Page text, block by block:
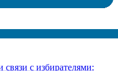
с избирателями: